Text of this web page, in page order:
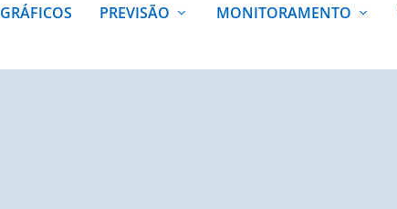
GRÁFICOS PREVISÃO MONITORAMENTO